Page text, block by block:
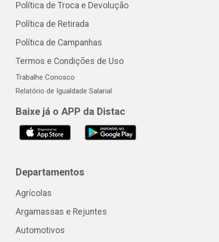
Política de Troca e Devolução
Política de Retirada
Política de Campanhas
Termos e Condições de Uso
Trabalhe Conosco
Relatório de Igualdade Salarial
Baixe já o APP da Distac
Departamentos
Agrícolas
Argamassas e Rejuntes
Automotivos